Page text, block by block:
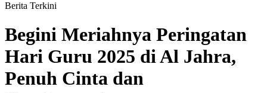
Berita Terkini
Begini Meriahnya Peringatan
Hari Guru 2025 di Al Jahra,
Penuh Cinta dan